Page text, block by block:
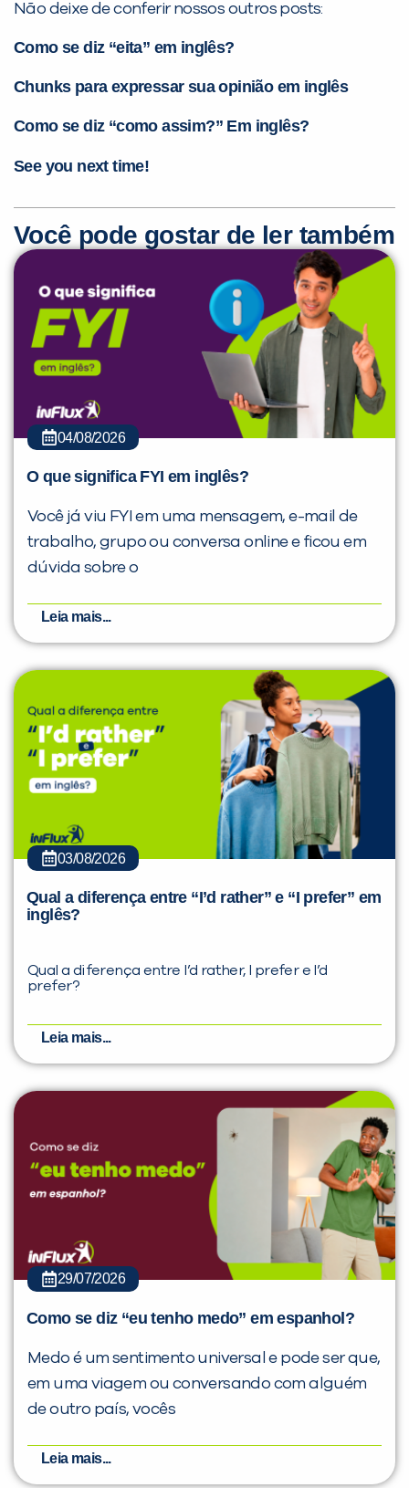
Não deixe de conferir nossos outros posts:
Como se diz “eita” em inglês?
Chunks para expressar sua opinião em inglês
Como se diz “como assim?” Em inglês?
See you next time!
Você pode gostar de ler também
04/08/2026
O que significa FYI em inglês?
Você já viu FYI em uma mensagem, e-mail de
trabalho, grupo ou conversa online e ficou em
dúvida sobre o
Leia mais...
03/08/2026
Qual a diferença entre “I’d rather” e “I prefer” em
inglês?
Qual a diferença entre I’d rather, I prefer e I’d
prefer?
Leia mais...
29/07/2026
Como se diz “eu tenho medo” em espanhol?
Medo é um sentimento universal e pode ser que,
em uma viagem ou conversando com alguém
de outro país, vocês
Leia mais...